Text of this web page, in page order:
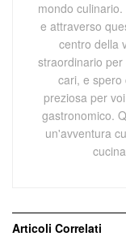
mondo
e attraverso
centro della
straordinario
cari, e spero
preziosa per
gastronomico.
un'avventura
Articoli Correlati